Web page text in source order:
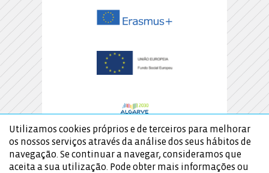
Utilizamos cookies próprios e de terceiros para melhorar
os nossos serviços através da análise dos seus hábitos de
navegação. Se continuar a navegar, consideramos que
aceita a sua utilização. Pode obter mais informações ou